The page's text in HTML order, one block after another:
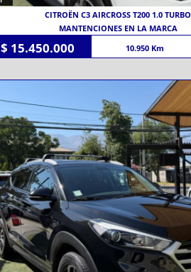
CITROËN C3 AIRCROSS T200 1.0 TURBO
MANTENCIONES EN LA MARCA
$ 15.450.000 10.950 Km